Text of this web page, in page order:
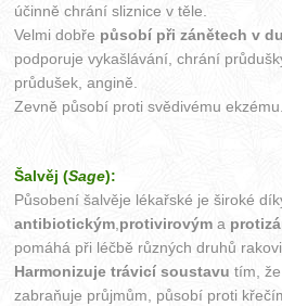
účinně chrání sliznice v těle.
Velmi dobře působí při zánětech v
podporuje vykašlávání, chrání
průdušek, angině.
Zevně působí proti svědivému ekzému.
Šalvěj (Sage):
Působení šalvěje lékařské je široké
antibiotickým protivirovým a
pomáhá při léčbě různých druhů
Harmonizuje trávicí soustavu tím,
zabraňuje průjmům, působí proti